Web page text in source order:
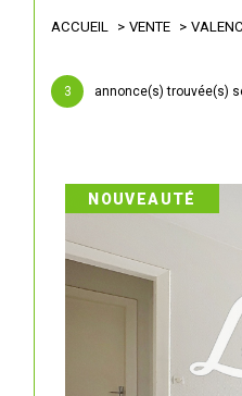
ACCUEIL VENTE
3 annonce(s) trouvée(s)
NOUVEAUTÉ